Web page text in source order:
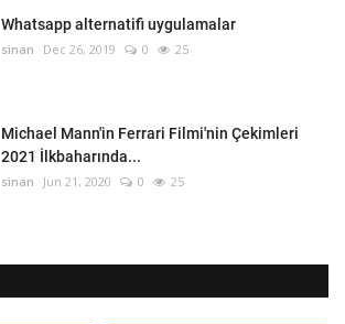
Whatsapp alternatifi uygulamalar
sinan Dec 26, 2019 0 25
Michael Mann'in Ferrari Filmi'nin Çekimleri
2021 İlkbaharında...
sinan Jun 21, 2020 0 25